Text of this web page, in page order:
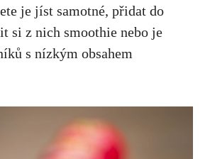
je jíst​ samotné, přidat ⁢do
si z nich smoothie⁢ nebo je
‌s nízkým obsahem